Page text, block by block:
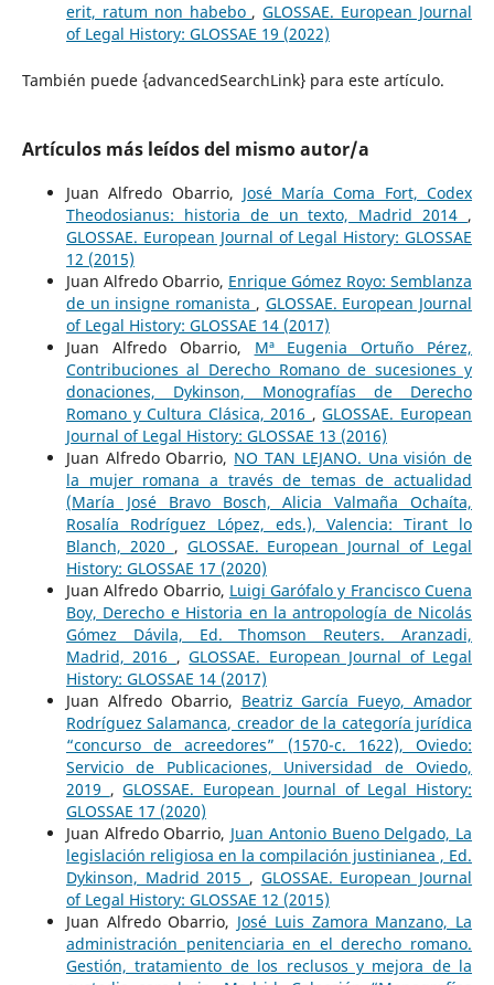
erit, ratum non habebo ,GLOSSAE. European Journal
of Legal History: GLOSSAE 19 (2022)
También puede {advancedSearchLink} para este artículo.
Artículos más leídos del mismo autor/a
Juan Alfredo Obarrio, José María Coma Fort, Codex
Theodosianus: historia de un texto, Madrid 2014 ,
GLOSSAE. European Journal of Legal History: GLOSSAE
12 (2015)
Juan Alfredo Obarrio, Enrique Gómez Royo: Semblanza
de un insigne romanista , GLOSSAE. European Journal
of Legal History: GLOSSAE 14 (2017)
Juan Alfredo Obarrio, Mª Eugenia Ortuño Pérez,
Contribuciones al Derecho Romano de sucesiones y
donaciones, Dykinson, Monografías de Derecho
Romano y Cultura Clásica, 2016 ,GLOSSAE. European
Journal of Legal History: GLOSSAE 13 (2016)
Juan Alfredo Obarrio, NO TAN LEJANO. Una visión de
la mujer romana a través de temas de actualidad
(María José Bravo Bosch, Alicia Valmaña Ochaíta,
Rosalía Rodríguez López, eds.), Valencia: Tirant lo
Blanch, 2020 , GLOSSAE. European Journal of Legal
History: GLOSSAE 17 (2020)
Juan Alfredo Obarrio, Luigi Garófalo y Francisco Cuena
Boy, Derecho e Historia en la antropología de Nicolás
Gómez Dávila, Ed. Thomson Reuters. Aranzadi,
Madrid, 2016 ,GLOSSAE. European Journal of Legal
History: GLOSSAE 14 (2017)
Juan Alfredo Obarrio, Beatriz García Fueyo, Amador
Rodríguez Salamanca, creador de la categoría jurídica
“concurso de acreedores” (1570-c. 1622), Oviedo:
Servicio de Publicaciones, Universidad de Oviedo,
2019 ,GLOSSAE. European Journal of Legal History:
GLOSSAE 17 (2020)
Juan Alfredo Obarrio, Juan Antonio Bueno Delgado, La
legislación religiosa en la compilación justinianea , Ed.
Dykinson, Madrid 2015 , GLOSSAE. European Journal
of Legal History: GLOSSAE 12 (2015)
Juan Alfredo Obarrio, José Luis Zamora Manzano, La
administración penitenciaria en el derecho romano.
Gestión, tratamiento de los reclusos y mejora de la